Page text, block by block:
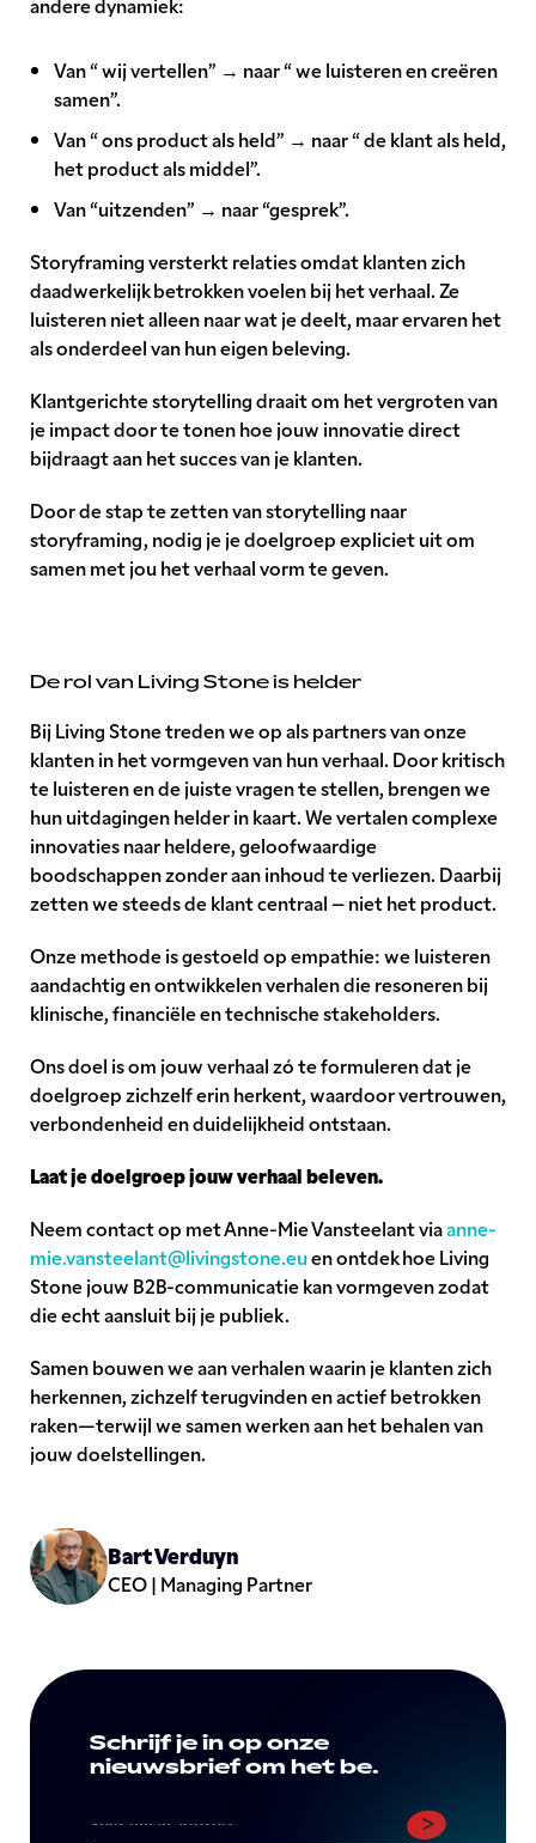
Van “ wij vertellen” → naar “ we luisteren en creëren
samen”.
Van “ ons product als held” → naar “ de klant als held,
het product als middel”.
Van “uitzenden” → naar “gesprek”.
Storyframing versterkt relaties omdat klanten zich
daadwerkelijk betrokken voelen bij het verhaal. Ze
luisteren niet alleen naar wat je deelt, maar ervaren het
als onderdeel van hun eigen beleving.
Klantgerichte storytelling draait om het vergroten van
je impact door te tonen hoe jouw innovatie direct
bijdraagt aan het succes van je klanten.
Door de stap te zetten van storytelling naar
storyframing, nodig je je doelgroep expliciet uit om
samen met jou het verhaal vorm te geven.
De rol van Living Stone is helder
Bij Living Stone treden we op als partners van onze
klanten in het vormgeven van hun verhaal. Door kritisch
te luisteren en de juiste vragen te stellen, brengen we
hun uitdagingen helder in kaart. We vertalen complexe
innovaties naar heldere, geloofwaardige
boodschappen zonder aan inhoud te verliezen. Daarbij
zetten we steeds de klant centraal – niet het product.
Onze methode is gestoeld op empathie: we luisteren
aandachtig en ontwikkelen verhalen die resoneren bij
klinische, financiële en technische stakeholders.
Ons doel is om jouw verhaal zó te formuleren dat je
doelgroep zichzelf erin herkent, waardoor vertrouwen,
verbondenheid en duidelijkheid ontstaan.
Laat je doelgroep jouw verhaal beleven.
Neem contact op met Anne-Mie Vansteelant viaanne-
mie.vansteelant@livingstone.euen ontdek hoe Living
Stone jouw B2B-communicatie kan vormgeven zodat
die echt aansluit bij je publiek.
Samen bouwen we aan verhalen waarin je klanten zich
herkennen, zichzelf terugvinden en actief betrokken
raken—terwijl we samen werken aan het behalen van
jouw doelstellingen.
Bart Verduyn
CEO | Managing Partner
Schrijf je in op onze
nieuwsbrief om het be.